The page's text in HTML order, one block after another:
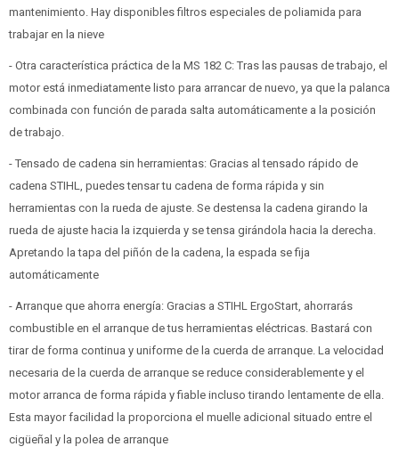
mantenimiento. Hay disponibles filtros especiales de poliamida para
trabajar en la nieve
- Otra característica práctica de la MS 182 C: Tras las pausas de trabajo, el
motor está inmediatamente listo para arrancar de nuevo, ya que la palanca
combinada con función de parada salta automáticamente a la posición
de trabajo.
- Tensado de cadena sin herramientas: Gracias al tensado rápido de
cadena STIHL, puedes tensar tu cadena de forma rápida y sin
herramientas con la rueda de ajuste. Se destensa la cadena girando la
rueda de ajuste hacia la izquierda y se tensa girándola hacia la derecha.
Apretando la tapa del piñón de la cadena, la espada se fija
automáticamente
- Arranque que ahorra energía: Gracias a STIHL ErgoStart, ahorrarás
combustible en el arranque de tus herramientas eléctricas. Bastará con
tirar de forma continua y uniforme de la cuerda de arranque. La velocidad
necesaria de la cuerda de arranque se reduce considerablemente y el
motor arranca de forma rápida y fiable incluso tirando lentamente de ella.
Esta mayor facilidad la proporciona el muelle adicional situado entre el
cigüeñal y la polea de arranque